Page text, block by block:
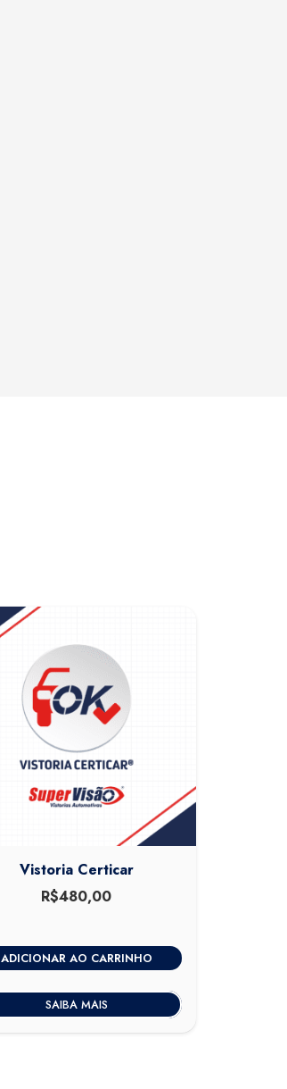
Vistoria Certicar
R$480,00
ADICIONAR AO CARRINHO
SAIBA MAIS